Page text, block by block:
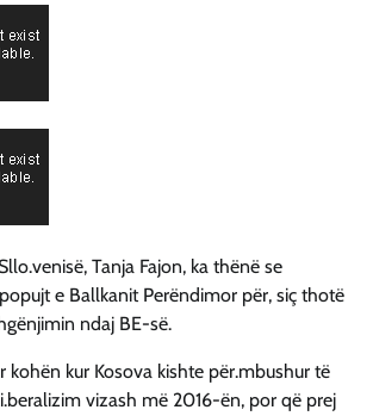
Tanja Fajon, ka thënë se
e Ballkanit Perëndimor për, siç thotë
ndaj BE-së.
kohën kur Kosova kishte për.mbushur të
vizash më 2016-ën, por që prej